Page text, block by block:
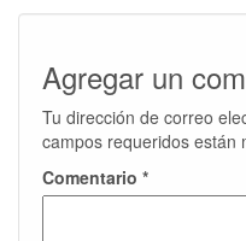
Agregar un
Tu dirección de correo
campos requeridos están
Comentario *